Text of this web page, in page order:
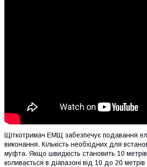
Щіткотримач ЕМЩ забезпечує подавання
виконання. Кількість необхідних для
муфта. Якщо швидкість становить 10
коливається в діапазоні від 10 до 20